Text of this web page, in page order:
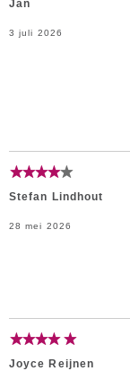
Jan
3 juli 2026
Stefan Lindhout
28 mei 2026
Joyce Reijnen